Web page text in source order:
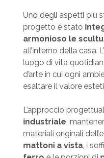
Uno degli aspetti più
progetto è stato
armonioso le
all’interno della casa.
luogo di vita
d’arte in cui ogni
esaltare il valore
L’approccio
industriale,
materiali originali
mattoni a vista, i